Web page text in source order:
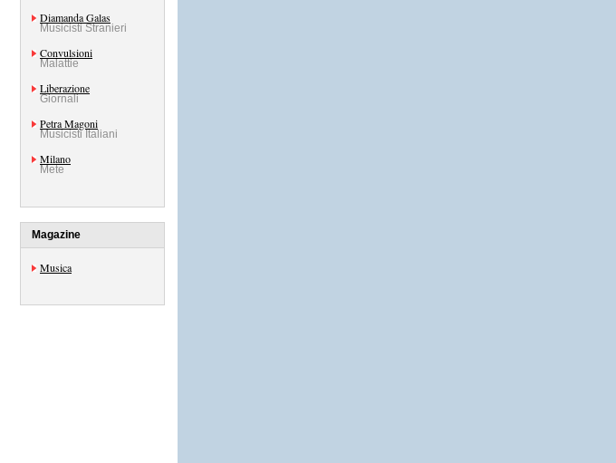
Diamanda Galas
Musicisti Stranieri
Convulsioni
Malattie
Liberazione
Giornali
Petra Magoni
Musicisti Italiani
Milano
Mete
Magazine
Musica